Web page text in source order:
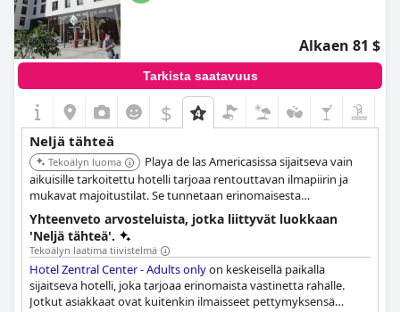
Alkaen 81 $
Tarkista saatavuus
$
Neljä tähteä
Tekoälyn luoma
Playa de las Americasissa sijaitseva vain
aikuisille tarkoitettu hotelli tarjoaa rentouttavan ilmapiirin ja
mukavat majoitustilat. Se tunnetaan erinomaisesta
palvelustaan ja kätevästä sijainnistaan, mikä tekee siitä loistavan
valinnan pariskunnille.
Yhteenveto arvosteluista, jotka liittyvät luokkaan
'Neljä tähteä'.
Tekoälyn laatima tiivistelmä
Hotel Zentral Center - Adults onlyon keskeisellä paikalla
sijaitseva hotelli, joka tarjoaa erinomaista vastinetta rahalle.
Jotkut asiakkaat ovat kuitenkin ilmaisseet pettymyksensä